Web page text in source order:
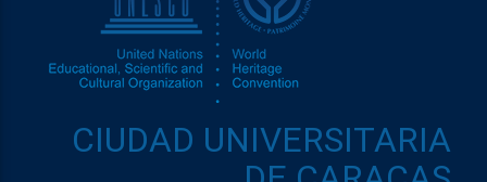
CIUDAD UNIVERSITARIA